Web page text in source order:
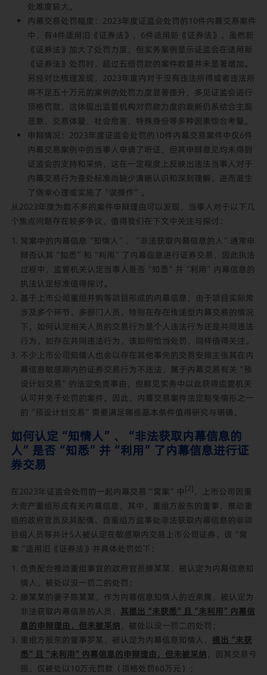
处难度较大。
内幕交易处罚幅度：2023年度证监会处罚的10件内幕交易案件
中，有4件适用旧《证券法》，6件适用新《证券法》。虽然新
《证券法》加大了处罚力度，但实务案例显示证监会在适用新
《证券法》处罚时，超过五倍罚款的案件数量并未显著增加。
另经对比梳理发现，2023年度内对于没有违法所得或者违法所
得不足五十万元的案例的处罚力度显著提升，多见证监会进行
顶格罚款，这体现出监管机构对罚款力度的裁断仍系结合主观
恶意、交易体量、社会危害、特殊身份等多种因素综合考量。
申辩情况：2023年度证监会处罚的10件内幕交易案件中仅6件
内幕交易案例中的当事人申请了听证，但其申辩意见均未得到
证监会的支持和采纳，这在一定程度上反映出违法当事人对于
内幕交易行为查处标准尚缺少清晰认识和深刻理解，进而滋生
了侥幸心理或实施了“误操作”。
从2023年度为数不多的案件申辩理由可以发现，当事人对于以下几
个焦点问题存在较多争议，值得我们在下文中关注与探讨：
窝案中的内幕信息“知情人”、“非法获取内幕信息的人”通常申
辩否认其“知悉”和“利用”了内幕信息进行证券交易，因此执法
过程中，监管机关认定当事人是否“知悉”并“利用”内幕信息的
执法认定标准值得探讨。
基于上市公司重组并购等项目形成的内幕信息，由于项目实际常
涉及多个环节、多部门人员，特别在存在传递型内幕交易的情况
下，如何认定相关人员的交易行为是个人违法行为还是共同违法
行为，如存在共同违法行为，该如何恰当处罚，同样值得关注。
不少上市公司知情人也会以存在其他事先的交易安排主张其在内
幕信息敏感期内的证券交易行为不违法，属于内幕交易有关“预
设计划交易”的法定免责事由，但鲜见实务中以此获得监管机关
认可并免于处罚的案件。因此，内幕交易案件法定豁免情形之一
的“预设计划交易”需要满足哪些基本条件值得研究与明确。
如何认定“知情人”、“非法获取内幕信息的
人”是否“知悉”并“利用”了内幕信息进行证
券交易
在2023年证监会处罚的一起内幕交易“窝案”中[2] ，上市公司因重
大资产重组形成有关内幕信息，其中，重组方股东的董事、推动重
组的政府官员及其配偶、自重组方监事处非法获取内幕信息的非项
目组人员等共计5人被认定在敏感期内交易上市公司证券，该“窝
案“适用旧《证券法》并具体处罚如下：
负责配合推动重组事宜的政府官员滕某某，被认定为内幕信息知
情人，被处以没一罚二的处罚；
滕某某的妻子陈某某，作为内幕信息知情人的近亲属，被认定为
非法获取内幕信息的人员， 其提出“未获悉”且“未利用”内幕信
息的申辩理由，但未被采纳 ，被处以没一罚二的处罚；
重组方股东的董事罗某，被认定为内幕信息知情人， 提出“未获
悉”且“未利用”内幕信息的申辩理由，但未被采纳 ，因其交易亏
损，仅被处以10万元罚款（顶格处罚60万元）；